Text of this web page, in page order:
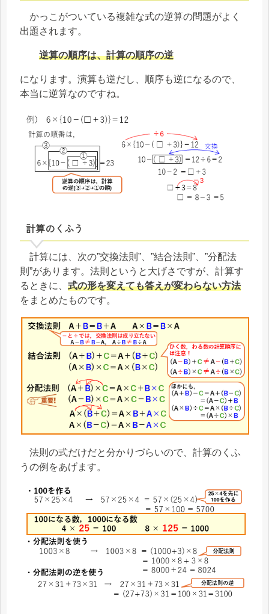
かっこがついている複雑な式の逆算の問題がよく
出題されます。
逆算の順序は、計算の順序の逆
になります。演算も逆だし、順序も逆になるので、
本当に逆算なのですね。
計算のくふう
計算には、次の”交換法則”、”結合法則”、”分配法
則”があります。法則というと大げさですが、計算す
るときに、 式の形を変えても答えが変わらない方法
をまとめたものです。
法則の式だけだと分かりづらいので、計算のくふ
うの例をあげます。